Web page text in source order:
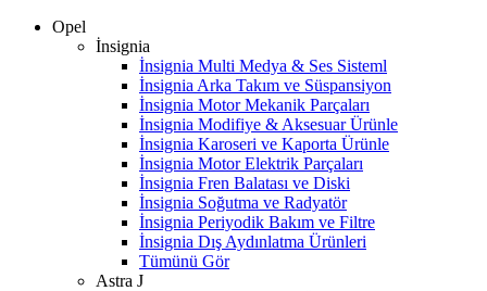
Opel
İnsignia
İnsignia Multi Medya & Ses Sisteml
İnsignia Arka Takım ve Süspansiyon
İnsignia Motor Mekanik Parçaları
İnsignia Modifiye & Aksesuar Ürünle
İnsignia Karoseri ve Kaporta Ürünle
İnsignia Motor Elektrik Parçaları
İnsignia Fren Balatası ve Diski
İnsignia Soğutma ve Radyatör
İnsignia Periyodik Bakım ve Filtre
İnsignia Dış Aydınlatma Ürünleri
Tümünü Gör
Astra J